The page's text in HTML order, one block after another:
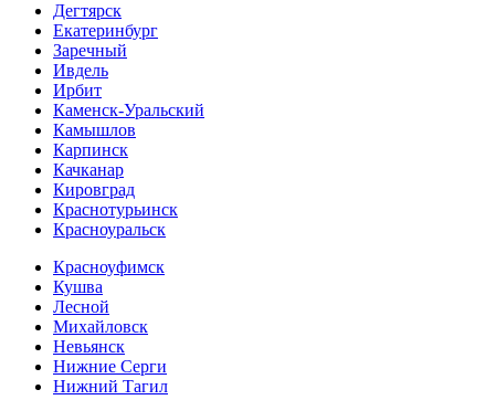
Дегтярск
Екатеринбург
Заречный
Ивдель
Ирбит
Каменск-Уральский
Камышлов
Карпинск
Качканар
Кировград
Краснотурьинск
Красноуральск
Красноуфимск
Кушва
Лесной
Михайловск
Невьянск
Нижние Серги
Нижний Тагил